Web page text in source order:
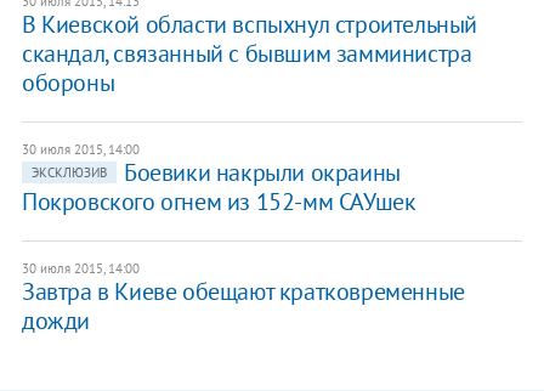
В Киевской области вспыхнул строительный
скандал, связанный с бывшим замминистра
обороны
30 июля 2015, 14:00
ЭКСКЛЮЗИВ
Боевики накрыли окраины
Покровского огнем из 152-мм САУшек
30 июля 2015, 14:00
Завтра в Киеве обещают кратковременные
дожди